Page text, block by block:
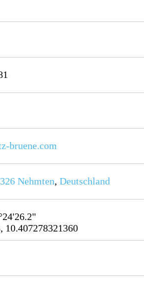
bruene.com
Nehmten,Deutschland
10.407278321360